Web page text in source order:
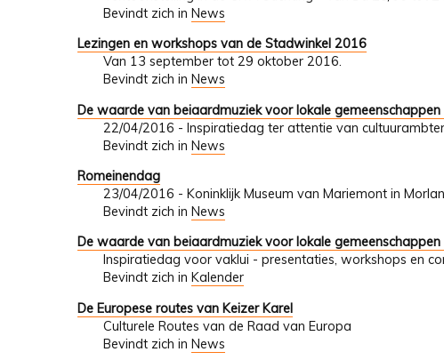
Bevindt zich in News
Lezingen en workshops van de Stadwinkel 2016
Van 13 september tot 29 oktober 2016.
Bevindt zich in News
De waarde van beiaardmuziek voor lokale gemeenschappen
22/04/2016 - Inspiratiedag ter attentie van
Bevindt zich in News
Romeinendag
23/04/2016 - Koninklijk Museum van Mariemont in
Bevindt zich in News
De waarde van beiaardmuziek voor lokale gemeenschappen
Inspiratiedag voor vaklui - presentaties, workshops en
Bevindt zich in Kalender
De Europese routes van Keizer Karel
Culturele Routes van de Raad van Europa
Bevindt zich in News